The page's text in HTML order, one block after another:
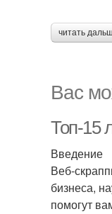
читать
Вас
Топ-15
Введение
Веб-
бизнеса,
помогут